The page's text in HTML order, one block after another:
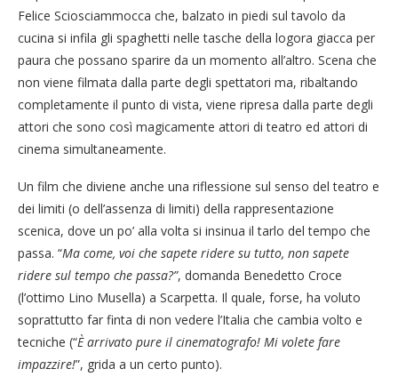
Felice Sciosciammocca che, balzato in piedi sul tavolo da
cucina si infila gli spaghetti nelle tasche della logora giacca per
paura che possano sparire da un momento all’altro. Scena che
non viene filmata dalla parte degli spettatori ma, ribaltando
completamente il punto di vista, viene ripresa dalla parte degli
attori che sono così magicamente attori di teatro ed attori di
cinema simultaneamente.
Un film che diviene anche una riflessione sul senso del teatro e
dei limiti (o dell’assenza di limiti) della rappresentazione
scenica, dove un po’ alla volta si insinua il tarlo del tempo che
passa. “Ma come, voi che sapete ridere su tutto, non sapete
ridere sul tempo che passa?”, domanda Benedetto Croce
(l’ottimo Lino Musella) a Scarpetta. Il quale, forse, ha voluto
soprattutto far finta di non vedere l’Italia che cambia volto e
tecniche (“È arrivato pure il cinematografo! Mi volete fare
impazzire!”, grida a un certo punto).